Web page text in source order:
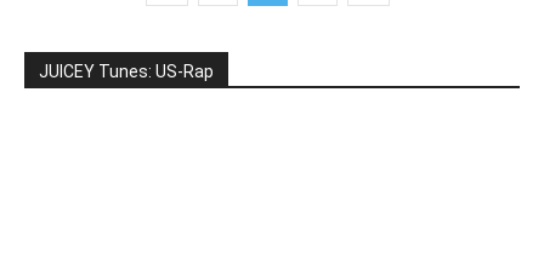
JUICEY Tunes: US-Rap